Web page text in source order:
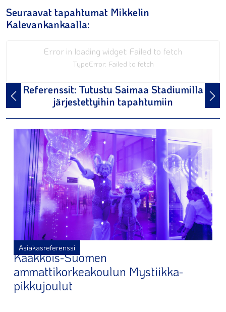
Seuraavat tapahtumat Mikkelin
Kalevankankaalla:
Error in loading widget: Failed to fetch
TypeError: Failed to fetch
Referenssit: Tutustu Saimaa Stadiumilla
järjestettyihin tapahtumiin
Asiakasreferenssi
Kaakkois-Suomen
ammattikorkeakoulun Mystiikka-
pikkujoulut